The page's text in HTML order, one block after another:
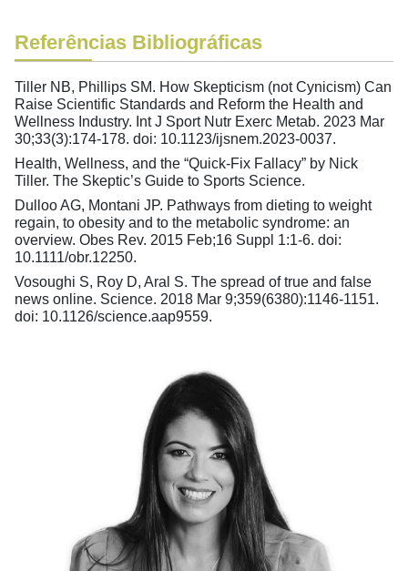
Referências Bibliográficas
Tiller NB, Phillips SM. How Skepticism (not Cynicism) Can
Raise Scientific Standards and Reform the Health and
Wellness Industry. Int J Sport Nutr Exerc Metab. 2023 Mar
30;33(3):174-178. doi: 10.1123/ijsnem.2023-0037.
Health, Wellness, and the “Quick-Fix Fallacy” by Nick
Tiller. The Skeptic’s Guide to Sports Science.
Dulloo AG, Montani JP. Pathways from dieting to weight
regain, to obesity and to the metabolic syndrome: an
overview. Obes Rev. 2015 Feb;16 Suppl 1:1-6. doi:
10.1111/obr.12250.
Vosoughi S, Roy D, Aral S. The spread of true and false
news online. Science. 2018 Mar 9;359(6380):1146-1151.
doi: 10.1126/science.aap9559.